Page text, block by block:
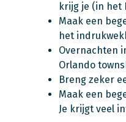
krijg je (in het
Maak een
het
Overnachten
Orlando
Breng zeker
Maak een
Je krijgt veel